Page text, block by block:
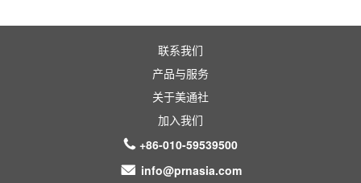
联系我们
产品与服务
关于美通社
加入我们
+86-010-59539500
info@prnasia.com